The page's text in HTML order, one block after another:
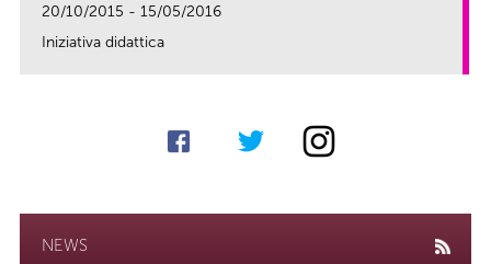
20/10/2015 - 15/05/2016
Iniziativa didattica
NEWS